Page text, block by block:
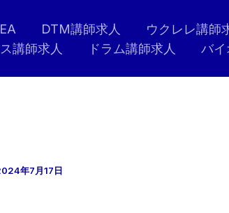
DTM講師求人 ウクレレ講師
講師求人
ドラム講師求人 バイ
年7月17日